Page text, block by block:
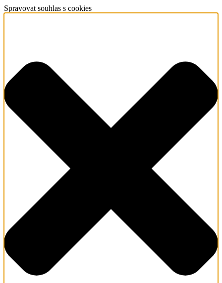
Spravovat souhlas s cookies